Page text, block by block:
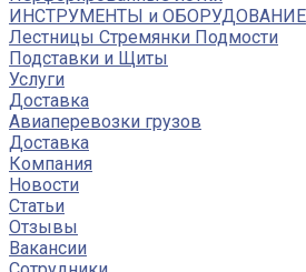
ИНСТРУМЕНТЫ и ОБОРУДОВАНИЕ
Лестницы Стремянки Подмости
Подставки и Щиты
Услуги
Доставка
Авиаперевозки грузов
Доставка
Компания
Новости
Статьи
Отзывы
Вакансии